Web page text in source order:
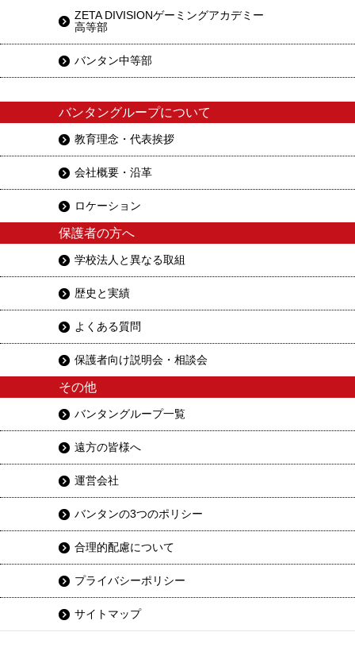
ZETA DIVISIONゲーミングアカデミー
高等部
バンタン中等部
バンタングループについて
教育理念・代表挨拶
会社概要・沿革
ロケーション
保護者の方へ
学校法人と異なる取組
歴史と実績
よくある質問
保護者向け説明会・相談会
その他
バンタングループ一覧
遠方の皆様へ
運営会社
バンタンの3つのポリシー
合理的配慮について
プライバシーポリシー
サイトマップ